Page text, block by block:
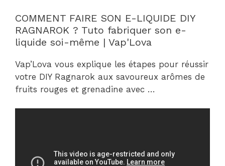
COMMENT FAIRE SON E-LIQUIDE DIY
RAGNAROK ? Tuto fabriquer son e-
liquide soi-même | Vap'Lova
Vap’Lova vous explique les étapes pour réussir
votre DIY Ragnarok aux savoureux arômes de
fruits rouges et grenadine avec …